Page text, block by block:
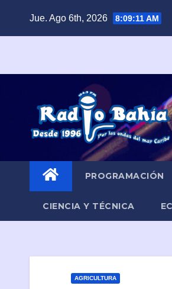
Jue. Ago 6th, 2026 8:09:12 AM
PROGRAMACIÓN
CIENCIA Y TÉCNICA
AGRICULTURA